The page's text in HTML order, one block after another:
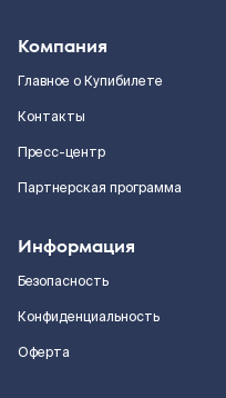
Компания
Главное о Купибилете
Контакты
Пресс-центр
Партнерская программа
Информация
Безопасность
Конфиденциальность
Оферта